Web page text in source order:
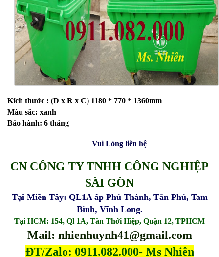
Kích thước : (D x R x C) 1180 * 770 * 1360mm
Màu sắc: xanh
Bảo hành: 6 tháng
Vui Lòng liên hệ
CN CÔNG TY TNHH CÔNG NGHIỆP
SÀI GÒN
Tại Miền Tây: QL1A ấp Phú Thành, Tân Phú, Tam
Bình, Vĩnh Long.
Tại HCM: 154, Ql 1A, Tân Thới Hiệp, Quận 12, TPHCM
Mail: nhienhuynh41@gmail.com
ĐT/Zalo: 0911.082.000- Ms Nhiên